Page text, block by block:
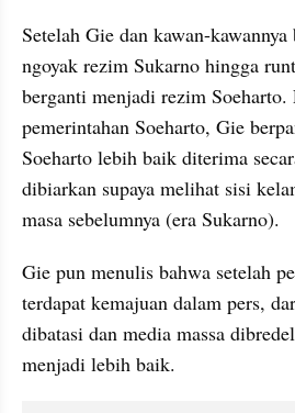
Setelah Gie dan kawan-
ngoyak rezim Sukarno hingga
berganti menjadi rezim Soeharto.
pemerintahan Soeharto, Gie
Soeharto lebih baik diterima
dibiarkan supaya melihat sisi
masa sebelumnya (era Sukarno).
Gie pun menulis bahwa setelah
terdapat kemajuan dalam pers,
dibatasi dan media massa
menjadi lebih baik.